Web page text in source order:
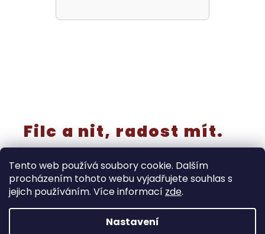
Tento web používá soubory cookie. Dalším
procházením tohoto webu vyjadřujete souhlas s
jejich používáním. Více informací zde.
Nastavení
‼️Rušíme kategorii “výřezy a knoflíky” - již nebudou
Filc a nit, radost mít.
Vytvořil Shoptet